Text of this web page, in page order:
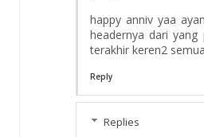
happy anniv yaa
headernya dari
terakhir keren2
Reply
Replies